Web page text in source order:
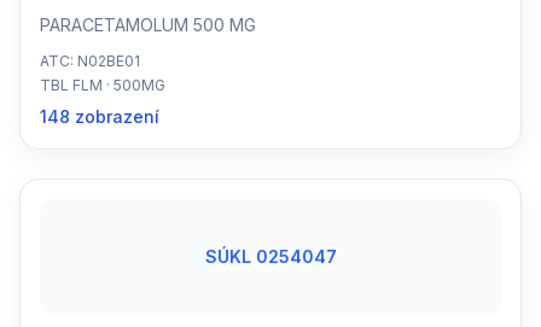
PARACETAMOLUM 500 MG
ATC: N02BE01
TBL FLM · 500MG
148 zobrazení
SÚKL 0254047